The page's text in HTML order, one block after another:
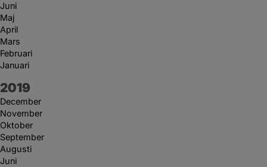
Juni
Maj
April
Mars
Februari
Januari
År:
2019
December
November
Oktober
September
Augusti
Juni